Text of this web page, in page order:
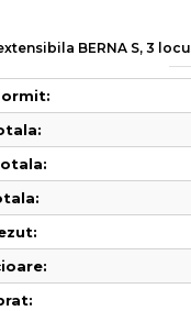
BERNA S, 3